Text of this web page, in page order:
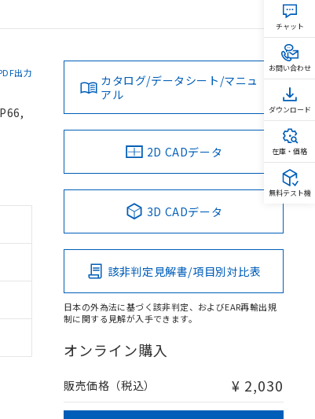
出力
カタログ/データシート/マニュ
アル
2D CADデータ
3D CADデータ
該非判定見解書/項目別対比表
日本の外為法に基づく該非判定、およびEAR再輸出規
制に関する見解が入手できます。
オンライン購入
販売価格（税込） ¥ 2,030
チャット
お問い合わせ
ダウンロード
在庫・価格
無料テスト機